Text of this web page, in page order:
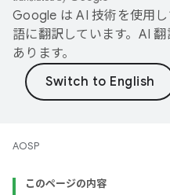
Google は AI 技術を使用
語に翻訳しています。AI
あります。
AOSP
このページの内容